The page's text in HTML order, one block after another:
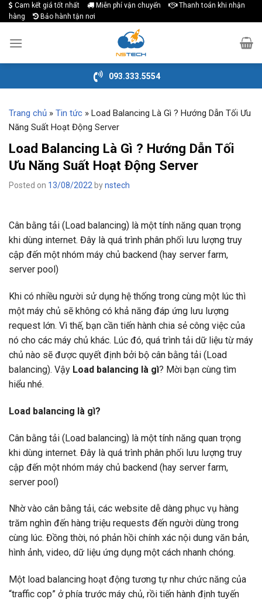
Skip
to
content
Cam kết giá tốt nhất Miễn phí vận chuyển
Thanh toán khi nhận
hàng
Bảo hành tận nơi
093.333.5554
Trang chủ » Tin tức » Load Balancing Là Gì ? Hướng Dẫn Tối Ưu
Năng Suất Hoạt Động Server
Load Balancing Là Gì ? Hướng Dẫn Tối
Ưu Năng Suất Hoạt Động Server
Posted on 13/08/2022 bynstech
Cân bằng tải (Load balancing) là một tính năng quan trọng
khi dùng internet. Đây là quá trình phân phối lưu lượng truy
cập đến một nhóm máy chủ backend (hay server farm,
server pool)
Khi có nhiều người sử dụng hệ thống trong cùng một lúc thì
một máy chủ sẽ không có khả năng đáp ứng lưu lượng
request lớn. Vì thế, bạn cần tiến hành chia sẻ công việc của
nó cho các máy chủ khác. Lúc đó, quá trình tải dữ liệu từ máy
chủ nào sẽ được quyết định bởi bộ cân bằng tải (Load
balancing). Vậy Load balancing là gì? Mời bạn cùng tìm
hiểu nhé.
Load balancing là gì?
Cân bằng tải (Load balancing) là một tính năng quan trọng
khi dùng internet. Đây là quá trình phân phối lưu lượng truy
cập đến một nhóm máy chủ backend (hay server farm,
server pool)
Nhờ vào cân bằng tải, các website dễ dàng phục vụ hàng
trăm nghìn đến hàng triệu requests đến người dùng trong
cùng lúc. Đồng thời, nó phản hồi chính xác nội dung văn bản,
hình ảnh, video, dữ liệu ứng dụng một cách nhanh chóng.
Một load balancing hoạt động tương tự như chức năng của
“traffic cop” ở phía trước máy chủ, rồi tiến hành định tuyến